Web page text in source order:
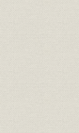
第4節 業績―復
第11章 成長の時期―
第1節 環境
第2節 成長を目
第3節 コンテナ
第4節 企業成長